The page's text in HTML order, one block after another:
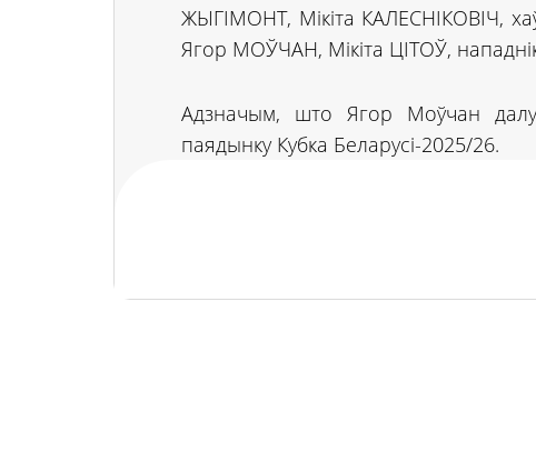
ЖЫГІМОНТ, Мікіта КАЛЕСНІКОВІЧ,
Ягор МОЎЧАН, Мікіта ЦІТОЎ,
Адзначым, што Ягор Моўчан
паядынку Кубка Беларусі-2025/26.